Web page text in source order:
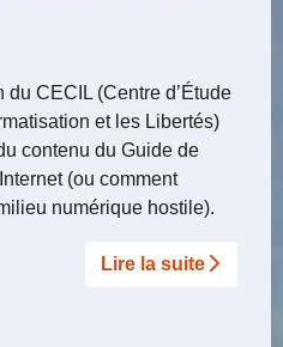
CECIL (Centre d’Étude
et les Libertés)
contenu du Guide de
(ou comment
numérique hostile).
Lire la suite­­